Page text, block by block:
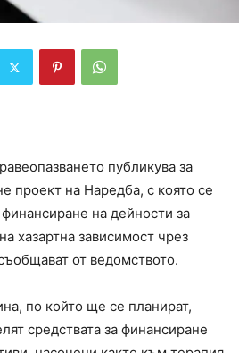
публикува за
проект на Наредба, с която се
на дейности за
хазартна зависимост чрез
от ведомството.
по който ще се планират,
средствата за финансиране